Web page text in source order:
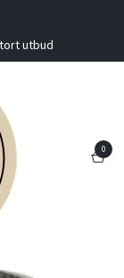
utbud
0